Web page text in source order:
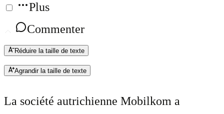
Plus
Commenter
Réduire la taille de texte
Agrandir la taille de texte
La société autrichienne Mobilkom a